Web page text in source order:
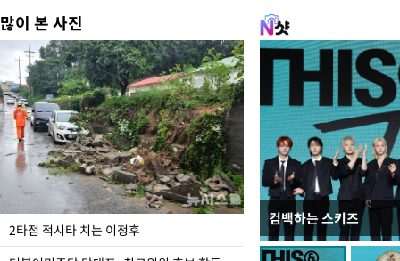
많이 본 사진
2타점 적시타 치는 이정후
컴백하는 스키즈
이번주 국회에는 무